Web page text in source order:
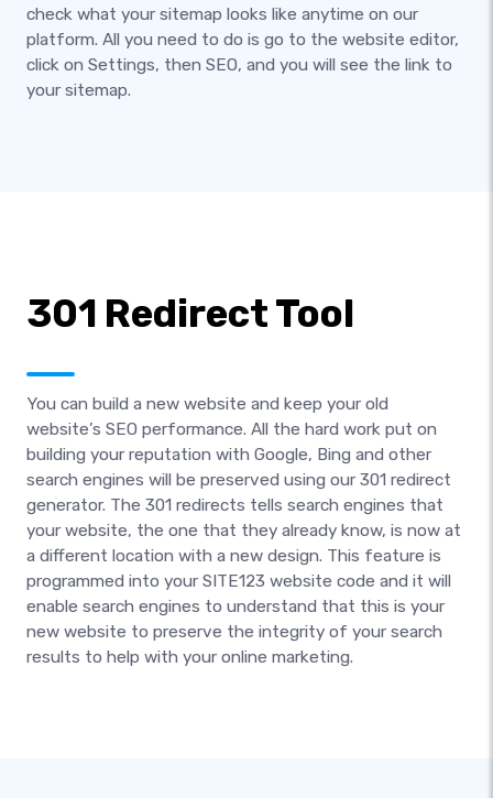
check what your sitemap looks like anytime on our
platform. All you need to do is go to the website editor,
click on Settings, then SEO, and you will see the link to
your sitemap.
301 Redirect Tool
You can build a new website and keep your old
website’s SEO performance. All the hard work put on
building your reputation with Google, Bing and other
search engines will be preserved using our 301 redirect
generator. The 301 redirects tells search engines that
your website, the one that they already know, is now at
a different location with a new design. This feature is
programmed into your SITE123 website code and it will
enable search engines to understand that this is your
new website to preserve the integrity of your search
results to help with your online marketing.